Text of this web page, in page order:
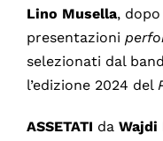
Lino Musella,
presentazioni
selezionati dal
l’edizione 2024 del
ASSETATI daWajdi